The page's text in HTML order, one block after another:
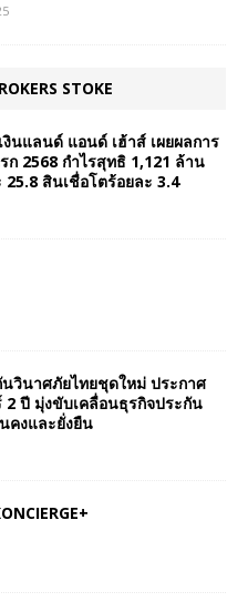
STOKE
นแลนด์ แอนด์ เฮ้าส์ เผยผลการ
ก 2568 กำไรสุทธิ 1,121 ล้าน
25.8 สินเชื่อโตร้อยละ 3.4
วินาศภัยไทยชุดใหม่ ประกาศ
ปี มุ่งขับเคลื่อนธุรกิจประกัน
คงและยั่งยืน